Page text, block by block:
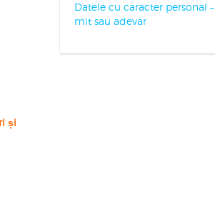
și
Datele cu caracter personal –
mit sau adevar